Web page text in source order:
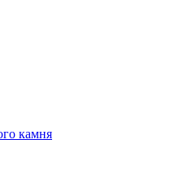
камня